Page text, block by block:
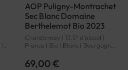
AOP Puligny-Montrachet
Sec Blanc Domaine
Berthelemot Bio 2023
Chardonnay | 13.5° d'alcool |
France | Bio | Blanc | Bourgogne
69,00 €